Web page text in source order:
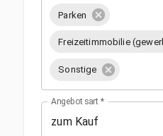
Parken
Freizeitimmobilie
Sonstige
Angebotsart *
zum Kauf